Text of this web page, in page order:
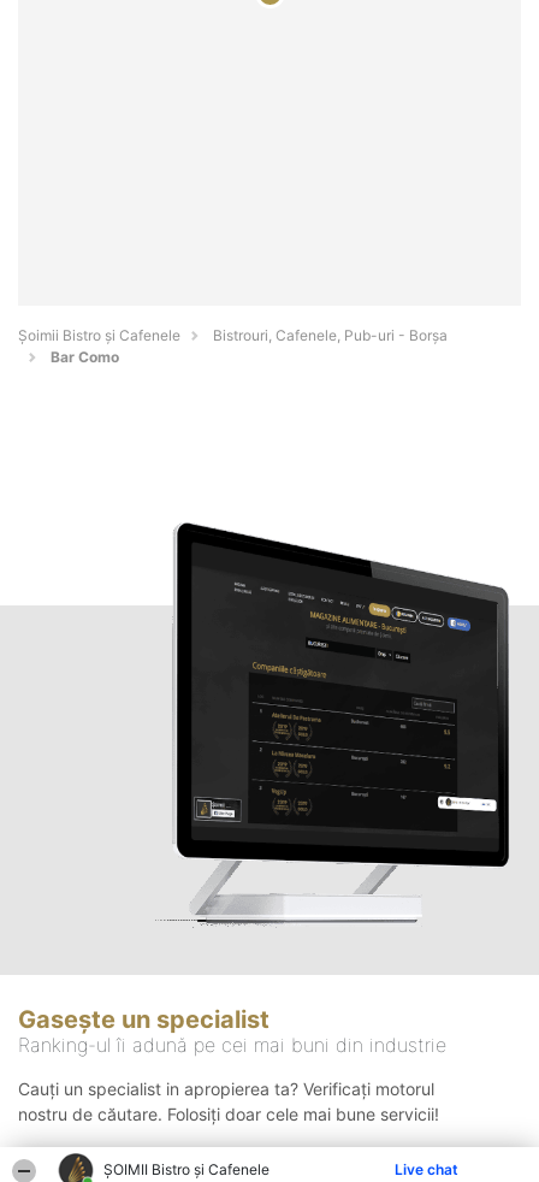
ȘOIMII Bistro și Cafenele Live chat
Șoimii Bistro și Cafenele
Bistrouri, Cafenele, Pub-uri - Borşa
Bar Como
Gasește un specialist
Ranking-ul îi adună pe cei mai buni din industrie
Cauți un specialist in apropierea ta? Verificați motorul
nostru de căutare. Folosiți doar cele mai bune servicii!